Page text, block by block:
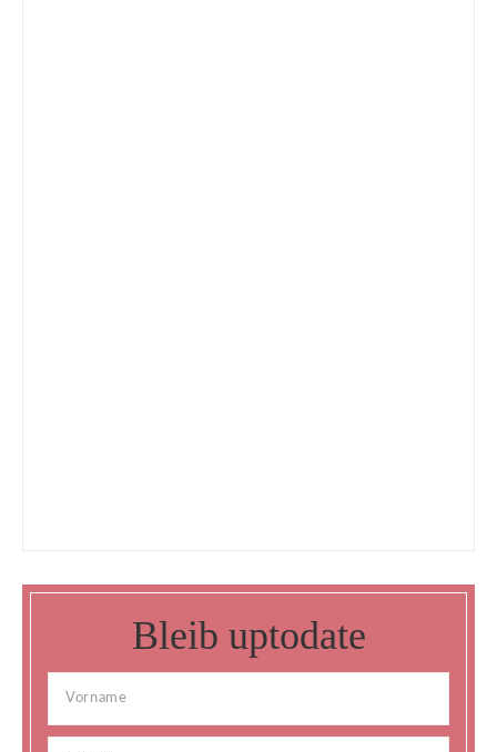
Bleib uptodate